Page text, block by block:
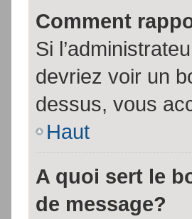
Comment
Si
devriez voir un
dessus, vous
Haut
A quoi sert le
de message?